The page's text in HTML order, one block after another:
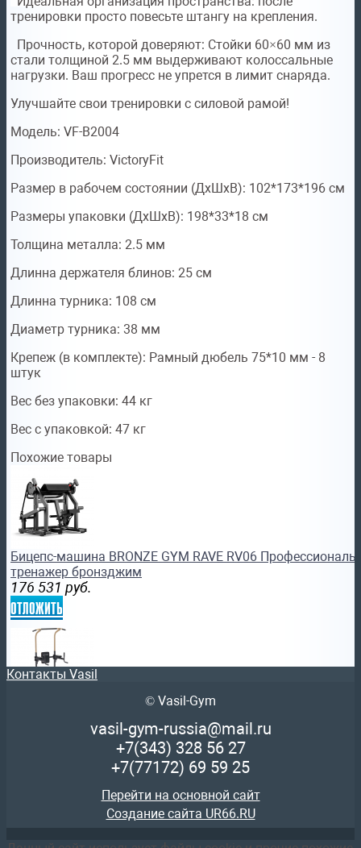
тренировки просто повесьте штангу на крепления.
Прочность, которой доверяют: Стойки 60×60 мм из
стали толщиной 2.5 мм выдерживают колоссальные
нагрузки. Ваш прогресс не упрется в лимит снаряда.
Улучшайте свои тренировки с силовой рамой!
Модель: VF-B2004
Производитель: VictoryFit
Размер в рабочем состоянии (ДxШxВ): 102*173*196 см
Размеры упаковки (ДxШxВ): 198*33*18 см
Толщина металла: 2.5 мм
Длинна держателя блинов: 25 см
Длинна турника: 108 см
Диаметр турника: 38 мм
Крепеж (в комплекте): Рамный дюбель 75*10 мм - 8
штук
Вес без упаковки: 44 кг
Вес с упаковкой: 47 кг
Похожие товары
Бицепс-машина BRONZE GYM RAVE RV06
тренажер бронзджим
176 531 руб.
отложить
Турник 3 в 1 домашний OXYGEN FITNESS PARNASS
Контакты Vasil
© Vasil-Gym
vasil-gym-russia@mail.ru
+7(343) 328 56 27
+7(77172) 69 59 25
Перейти на основной сайт
Создание сайта UR66.RU